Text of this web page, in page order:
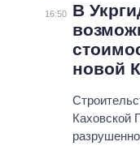
16:50
В
новой
Каховской